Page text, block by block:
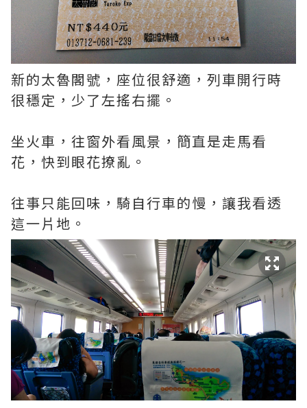
新的太魯閣號，座位很舒適，列車開行時
很穩定，少了左搖右擺。
坐火車，往窗外看風景，簡直是走馬看
花，快到眼花撩亂。
往事只能回味，騎自行車的慢，讓我看透
這一片地。